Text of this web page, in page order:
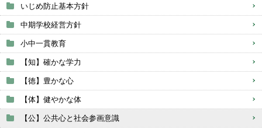
いじめ防止基本方針
中期学校経営方針
小中一貫教育
【知】確かな学力
【徳】豊かな心
【体】健やかな体
【公】公共心と社会参画意識